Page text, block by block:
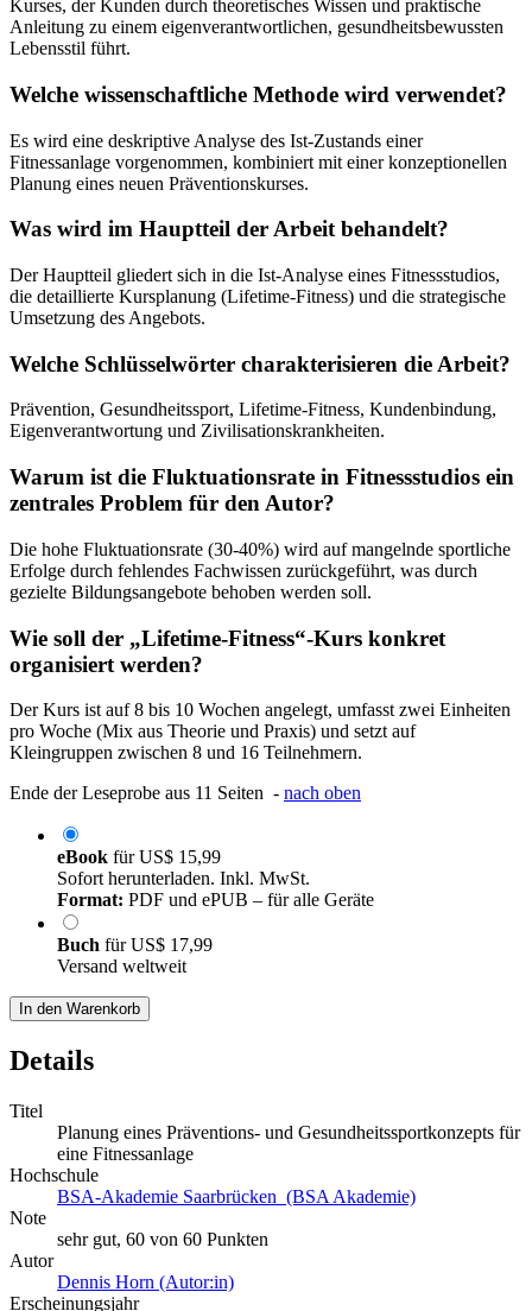
Kurses, der Kunden durch theoretisches Wissen und praktische
Anleitung zu einem eigenverantwortlichen, gesundheitsbewussten
Lebensstil führt.
Welche wissenschaftliche Methode wird verwendet?
Es wird eine deskriptive Analyse des Ist-Zustands einer
Fitnessanlage vorgenommen, kombiniert mit einer konzeptionellen
Planung eines neuen Präventionskurses.
Was wird im Hauptteil der Arbeit behandelt?
Der Hauptteil gliedert sich in die Ist-Analyse eines Fitnessstudios,
die detaillierte Kursplanung (Lifetime-Fitness) und die strategische
Umsetzung des Angebots.
Welche Schlüsselwörter charakterisieren die Arbeit?
Prävention, Gesundheitssport, Lifetime-Fitness, Kundenbindung,
Eigenverantwortung und Zivilisationskrankheiten.
Warum ist die Fluktuationsrate in Fitnessstudios ein
zentrales Problem für den Autor?
Die hohe Fluktuationsrate (30-40%) wird auf mangelnde sportliche
Erfolge durch fehlendes Fachwissen zurückgeführt, was durch
gezielte Bildungsangebote behoben werden soll.
Wie soll der „Lifetime-Fitness“-Kurs konkret
organisiert werden?
Der Kurs ist auf 8 bis 10 Wochen angelegt, umfasst zwei Einheiten
pro Woche (Mix aus Theorie und Praxis) und setzt auf
Kleingruppen zwischen 8 und 16 Teilnehmern.
Ende der Leseprobe aus 11 Seiten - nach oben
eBook fürUS$ 15,99
Sofort herunterladen. Inkl. MwSt.
Format: PDF und ePUB – für alle Geräte
Buch fürUS$ 17,99
Versand weltweit
In den Warenkorb
Details
Titel
Planung eines Präventions- und Gesundheitssportkonzepts für
eine Fitnessanlage
Hochschule
BSA-Akademie Saarbrücken (BSA Akademie)
Note
sehr gut, 60 von 60 Punkten
Autor
Dennis Horn (Autor:in)
Erscheinungsjahr